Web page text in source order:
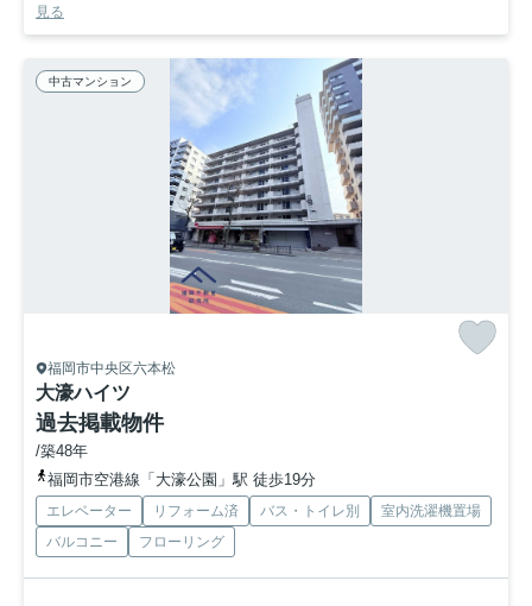
見る
中古マンション
福岡市中央区六本松
大濠ハイツ
過去掲載物件
/築48年
福岡市空港線「大濠公園」駅 徒歩19分
エレベーター リフォーム済 バス・トイレ別
室内洗濯機置場
バルコニー
フローリング